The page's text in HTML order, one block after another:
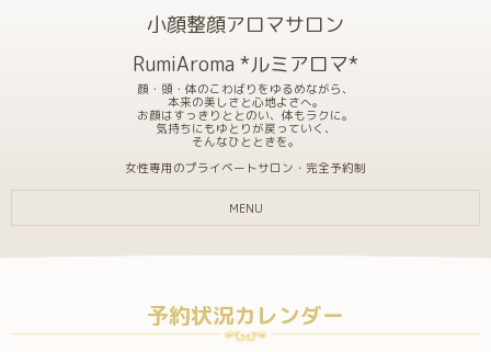
小顔整顔アロマサロン
RumiAroma *ルミアロマ*
顔・頭・体のこわばりをゆるめながら、
本来の美しさと心地よさへ。
お顔はすっきりととのい、体もラクに。
気持ちにもゆとりが戻っていく、
そんなひとときを。
女性専用のプライベートサロン・完全予約制
MENU
予約状況カレンダー